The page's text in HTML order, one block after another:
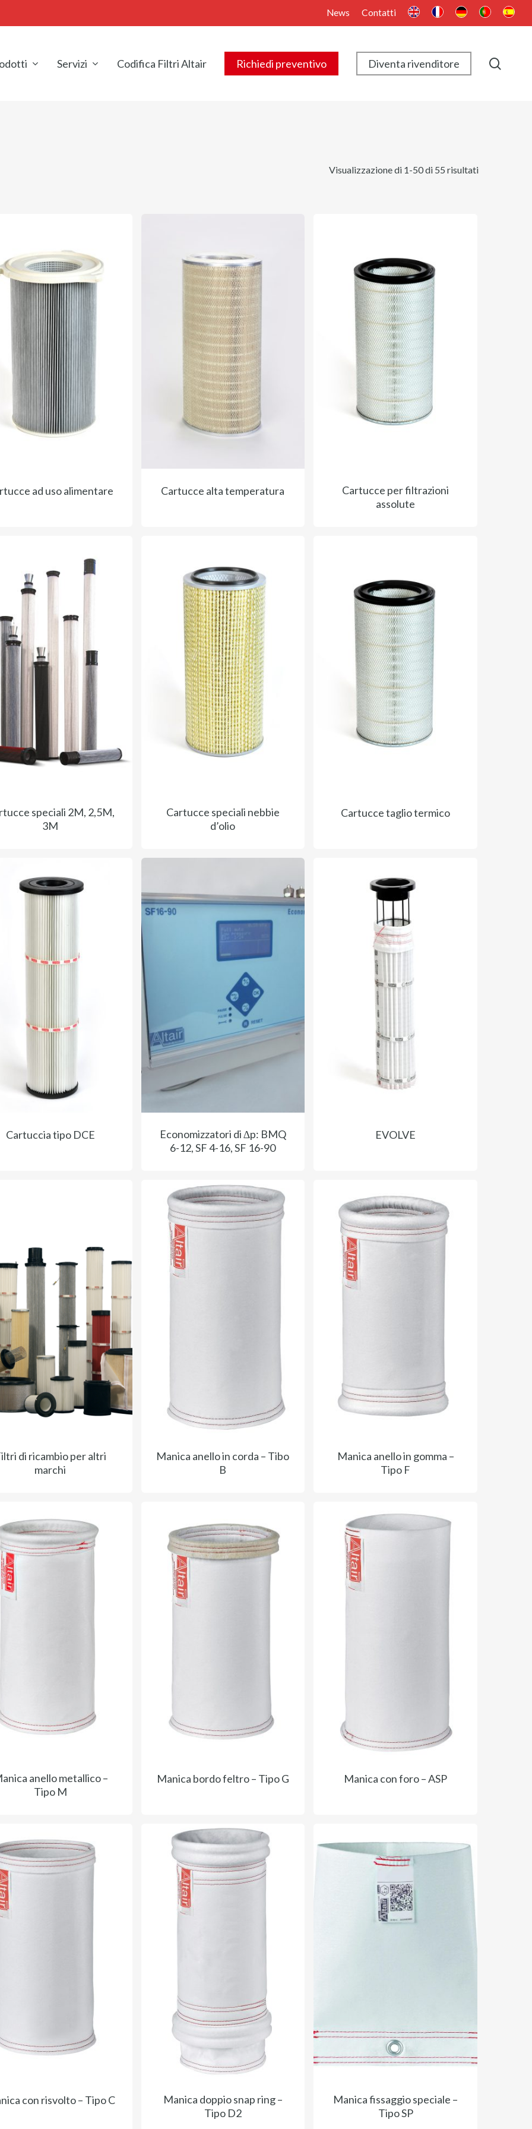
News Contatti
Servizi Codifica Filtri Altair Richiedi preventivo Diventa rivenditore
Visualizzazione di 1-50 di 55 risultati
ad uso alimentare Cartucce alta temperatura
Cartucce per filtrazioni
assolute
speciali 2M, 2,5M,
3M
Cartucce speciali nebbie
d’olio
Cartucce taglio termico
Cartuccia tipo DCE
Economizzatori di ∆p: BMQ
6-12, SF 4-16, SF 16-90
EVOLVE
di ricambio per altri
marchi
Manica anello in corda – Tibo
B
Manica anello in gomma –
Tipo F
anello metallico –
Tipo M
Manica bordo feltro – Tipo G Manica con foro – ASP
con risvolto – Tipo C
Manica doppio snap ring –
Tipo D2
Manica fissaggio speciale –
Tipo SP